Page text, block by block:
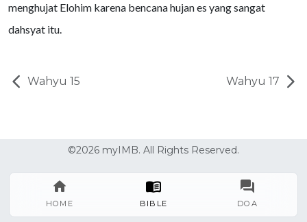
HOME BIBLE DOA
menghujat Elohim karena bencana hujan es yang sangat
dahsyat itu.
Wahyu 15 Wahyu 17
©2026 myIMB. All Rights Reserved.